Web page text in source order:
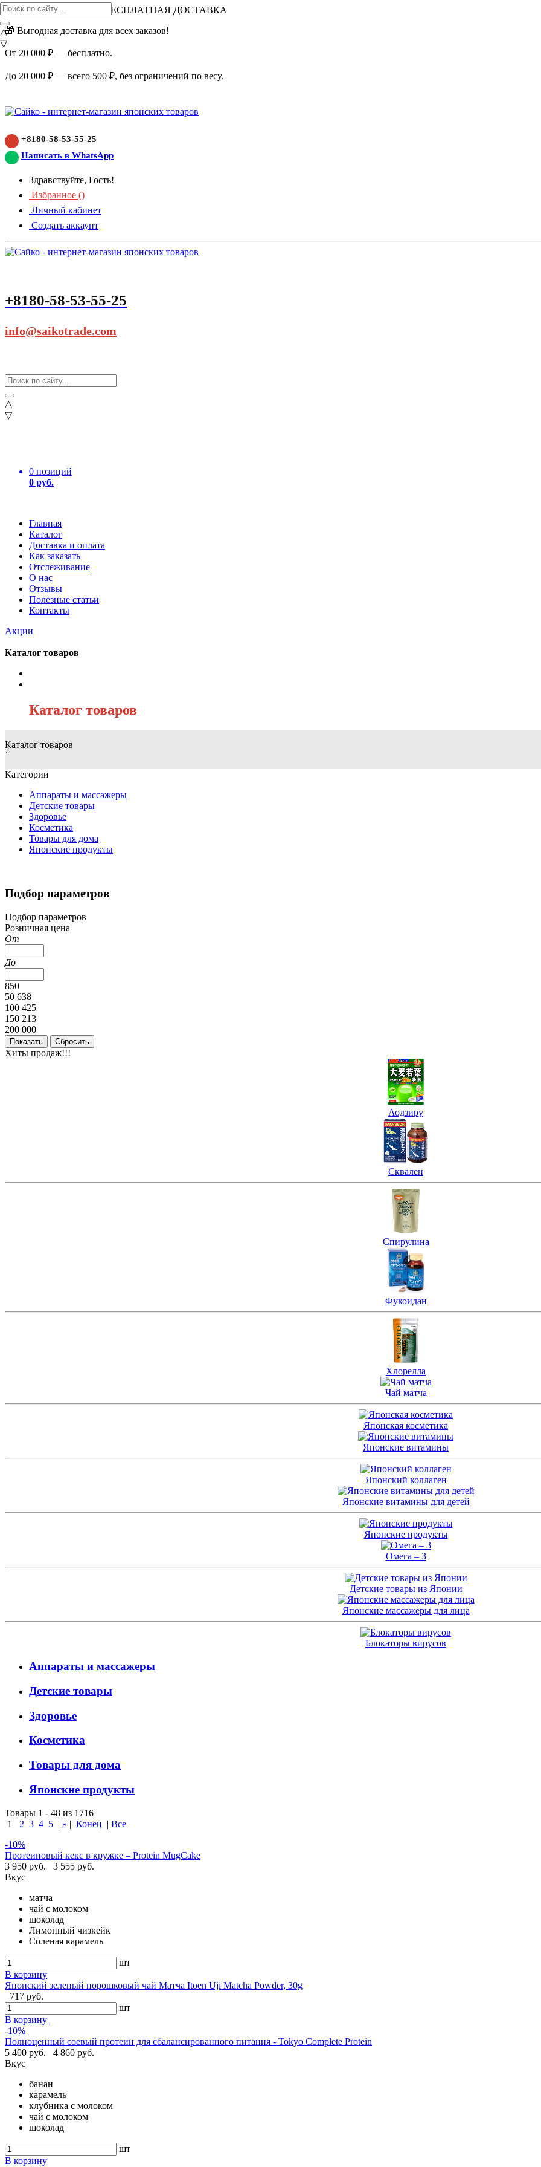
ВНИМАНИЕ АКЦИЯ!
БЕСПЛАТНАЯ ДОСТАВКА
🎁 Выгодная доставка для всех заказов!
От 20 000 ₽ — бесплатно.
До 20 000 ₽ — всего 500 ₽, без ограничений по весу.
+8180-58-53-55-25
Написать в WhatsApp
Здравствуйте, Гость!
Избранное ()
Личный кабинет
Создать аккаунт
+8180-58-53-55-25
info@saikotrade.com
△
▽
0 позиций
0 руб.
Главная
Каталог
Доставка и оплата
Как заказать
Отслеживание
О нас
Отзывы
Полезные статьи
Контакты
Акции
△
▽
Каталог товаров
Каталог товаров
Каталог товаров
`
Категории
Аппараты и массажеры
Детские товары
Здоровье
Косметика
Товары для дома
Японские продукты
Подбор параметров
Подбор параметров
Розничная цена
От
До
850
50 638
100 425
150 213
200 000
Хиты продаж!!!
Аодзиру
Сквален
Спирулина
Фукоидан
Хлорелла
Чай матча
Японская косметика
Японские витамины
Японский коллаген
Японские витамины для детей
Японские продукты
Омега – 3
Детские товары из Японии
Японские массажеры для лица
Блокаторы вирусов
Аппараты и массажеры
Детские товары
Здоровье
Косметика
Товары для дома
Японские продукты
Товары 1 - 48 из 1716
1
2 3 4 5 | » | Конец | Все
-10%
Протеиновый кекс в кружке – Protein MugCake
3 950 руб.
3 555 руб.
Вкус
матча
чай с молоком
шоколад
Лимонный чизкейк
Соленая карамель
шт
В корзину
Японский зеленый порошковый чай Матча Itoen Uji Matcha Powder, 30g
717 руб.
шт
В корзину
-10%
Полноценный соевый протеин для сбалансированного питания - Tokyo Complete Protein
5 400 руб.
4 860 руб.
Вкус
банан
карамель
клубника с молоком
чай с молоком
шоколад
шт
В корзину